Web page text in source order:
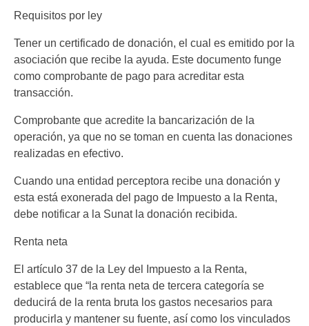
Requisitos por ley
Tener un certificado de donación, el cual es emitido por la
asociación que recibe la ayuda. Este documento funge
como comprobante de pago para acreditar esta
transacción.
Comprobante que acredite la bancarización de la
operación, ya que no se toman en cuenta las donaciones
realizadas en efectivo.
Cuando una entidad perceptora recibe una donación y
esta está exonerada del pago de Impuesto a la Renta,
debe notificar a la Sunat la donación recibida.
Renta neta
El artículo 37 de la Ley del Impuesto a la Renta,
establece que “la renta neta de tercera categoría se
deducirá de la renta bruta los gastos necesarios para
producirla y mantener su fuente, así como los vinculados